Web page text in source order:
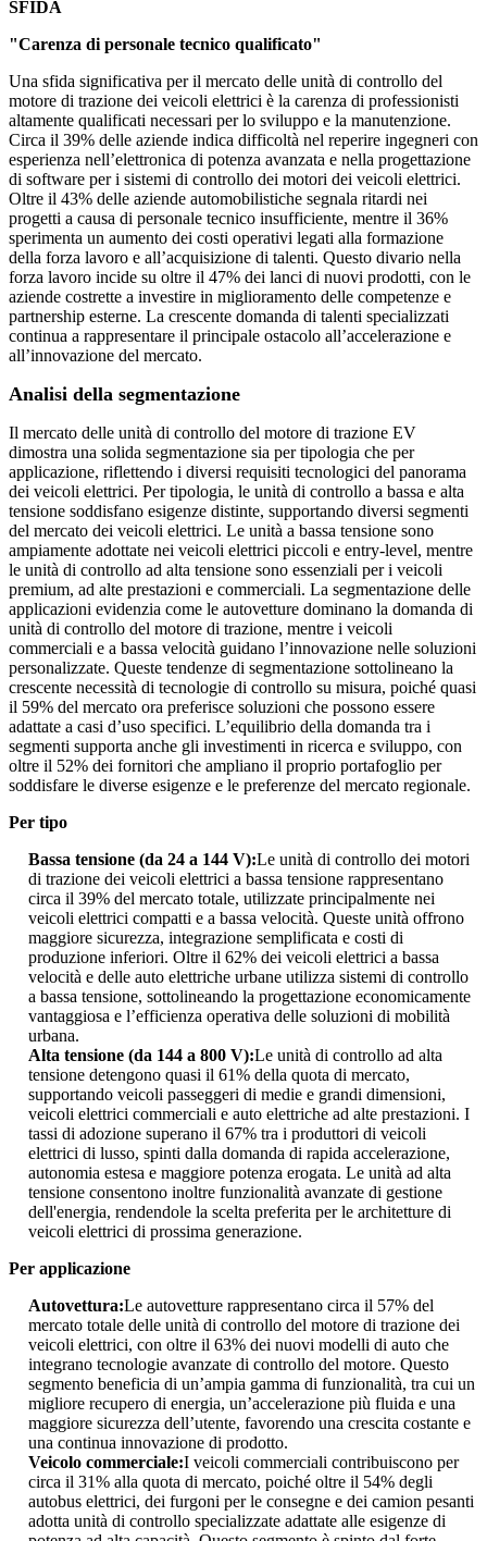
SFIDA
"Carenza di personale tecnico qualificato"
Una sfida significativa per il mercato delle unità di controllo del
motore di trazione dei veicoli elettrici è la carenza di professionisti
altamente qualificati necessari per lo sviluppo e la manutenzione.
Circa il 39% delle aziende indica difficoltà nel reperire ingegneri con
esperienza nell’elettronica di potenza avanzata e nella progettazione
di software per i sistemi di controllo dei motori dei veicoli elettrici.
Oltre il 43% delle aziende automobilistiche segnala ritardi nei
progetti a causa di personale tecnico insufficiente, mentre il 36%
sperimenta un aumento dei costi operativi legati alla formazione
della forza lavoro e all’acquisizione di talenti. Questo divario nella
forza lavoro incide su oltre il 47% dei lanci di nuovi prodotti, con le
aziende costrette a investire in miglioramento delle competenze e
partnership esterne. La crescente domanda di talenti specializzati
continua a rappresentare il principale ostacolo all’accelerazione e
all’innovazione del mercato.
Analisi della segmentazione
Il mercato delle unità di controllo del motore di trazione EV
dimostra una solida segmentazione sia per tipologia che per
applicazione, riflettendo i diversi requisiti tecnologici del panorama
dei veicoli elettrici. Per tipologia, le unità di controllo a bassa e alta
tensione soddisfano esigenze distinte, supportando diversi segmenti
del mercato dei veicoli elettrici. Le unità a bassa tensione sono
ampiamente adottate nei veicoli elettrici piccoli e entry-level, mentre
le unità di controllo ad alta tensione sono essenziali per i veicoli
premium, ad alte prestazioni e commerciali. La segmentazione delle
applicazioni evidenzia come le autovetture dominano la domanda di
unità di controllo del motore di trazione, mentre i veicoli
commerciali e a bassa velocità guidano l’innovazione nelle soluzioni
personalizzate. Queste tendenze di segmentazione sottolineano la
crescente necessità di tecnologie di controllo su misura, poiché quasi
il 59% del mercato ora preferisce soluzioni che possono essere
adattate a casi d’uso specifici. L’equilibrio della domanda tra i
segmenti supporta anche gli investimenti in ricerca e sviluppo, con
oltre il 52% dei fornitori che ampliano il proprio portafoglio per
soddisfare le diverse esigenze e le preferenze del mercato regionale.
Per tipo
Bassa tensione (da 24 a 144 V):Le unità di controllo dei motori
di trazione dei veicoli elettrici a bassa tensione rappresentano
circa il 39% del mercato totale, utilizzate principalmente nei
veicoli elettrici compatti e a bassa velocità. Queste unità offrono
maggiore sicurezza, integrazione semplificata e costi di
produzione inferiori. Oltre il 62% dei veicoli elettrici a bassa
velocità e delle auto elettriche urbane utilizza sistemi di controllo
a bassa tensione, sottolineando la progettazione economicamente
vantaggiosa e l’efficienza operativa delle soluzioni di mobilità
urbana.
Alta tensione (da 144 a 800 V):Le unità di controllo ad alta
tensione detengono quasi il 61% della quota di mercato,
supportando veicoli passeggeri di medie e grandi dimensioni,
veicoli elettrici commerciali e auto elettriche ad alte prestazioni. I
tassi di adozione superano il 67% tra i produttori di veicoli
elettrici di lusso, spinti dalla domanda di rapida accelerazione,
autonomia estesa e maggiore potenza erogata. Le unità ad alta
tensione consentono inoltre funzionalità avanzate di gestione
dell'energia, rendendole la scelta preferita per le architetture di
veicoli elettrici di prossima generazione.
Per applicazione
Autovettura:Le autovetture rappresentano circa il 57% del
mercato totale delle unità di controllo del motore di trazione dei
veicoli elettrici, con oltre il 63% dei nuovi modelli di auto che
integrano tecnologie avanzate di controllo del motore. Questo
segmento beneficia di un’ampia gamma di funzionalità, tra cui un
migliore recupero di energia, un’accelerazione più fluida e una
maggiore sicurezza dell’utente, favorendo una crescita costante e
una continua innovazione di prodotto.
Veicolo commerciale:I veicoli commerciali contribuiscono per
circa il 31% alla quota di mercato, poiché oltre il 54% degli
autobus elettrici, dei furgoni per le consegne e dei camion pesanti
adotta unità di controllo specializzate adattate alle esigenze di